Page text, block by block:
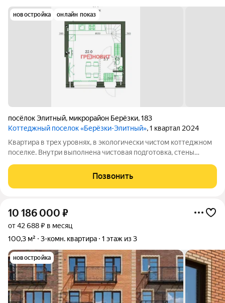
новостройка онлайн показ
посёлок Элитный, микрорайон Берёзки,183
Коттеджный поселок «Берёзки-Элитный», 1 квартал 2024
Квартира в трех уровнях, в экологически чистом коттеджном
поселке. Внутри выполнена чистовая подготовка, стены
пол, возможность установки камина. Установлен и подключен
к отоплению и горячему
Позвонить
10 186 000 ₽
от 42 688 ₽ в месяц
100,3 м²
3-комн. квартира 1 этаж из 3
новостройка